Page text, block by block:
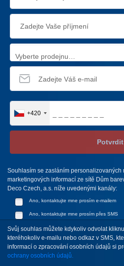
Vyberte prodejnu…
+420
Potvrdit
Souhlasím se zasláním personalizovaných
marketingových informací ze sítě Dům
Deco Czech, a.s. níže uvedenými kanály:
Ano, kontaktujte mne prosím e-mailem
Ano, kontaktujte mne prosím přes SMS
Svůj souhlas můžete kdykoliv odvolat
kteréhokoliv e-mailu nebo odkaz v SMS,
informací o zpracování osobních údajů si
ochrany osobních údajů.